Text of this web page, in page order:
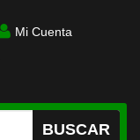
Mi Cuenta
BUSCAR